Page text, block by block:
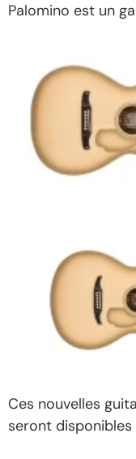
Palo­mino est un
Ces nouvelles
seront dispo­nibles